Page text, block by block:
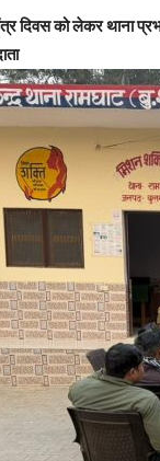
दिवस को लेकर थाना